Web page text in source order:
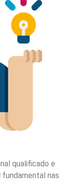
qualificado e
nas